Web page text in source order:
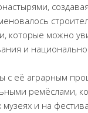
которые можно
и
с её аграрным
ремёслами,
и на